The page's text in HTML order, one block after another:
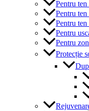
Pentru ten
Pentru
Pentru ten
Pentru
Pentru
Protecție